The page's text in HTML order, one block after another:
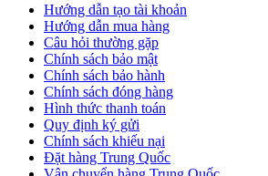
Hướng dẫn tạo tài khoản
Hướng dẫn mua hàng
Câu hỏi thường gặp
Chính sách bảo mật
Chính sách bảo hành
Chính sách đóng hàng
Hình thức thanh toán
Quy định ký gửi
Chính sách khiếu nại
Đặt hàng Trung Quốc